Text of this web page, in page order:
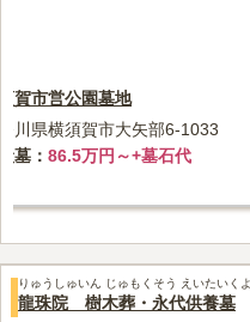
賀市営公園墓地
川県横須賀市大矢部6-1033
墓
86.5万円～+墓石代
りゅうしゅいん じゅもくそう えいたいく
龍珠院 樹木葬・永代供養墓